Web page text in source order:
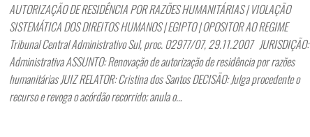
AUTORIZAÇÃO DE RESIDÊNCIA POR RAZÕES HUMANITÁRIAS | VIOLAÇÃO
SISTEMÁTICA DOS DIREITOS HUMANOS | EGIPTO | OPOSITOR AO REGIME
Tribunal Central Administrativo Sul, proc. 02977/07, 29.11.2007 JURISDIÇÃO:
Administrativa ASSUNTO: Renovação de autorização de residência por razões
humanitárias JUIZ RELATOR: Cristina dos Santos DECISÃO: Julga procedente o
recurso e revoga o acórdão recorrido; anula o…